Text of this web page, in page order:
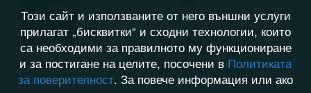
Този сайт и използваните от него външни услуги
прилагат „бисквитки“ и сходни технологии, които
са необходими за правилното му функциониране
и за постигане на целите, посочени в Политиката
за поверителност. За повече информация или ако